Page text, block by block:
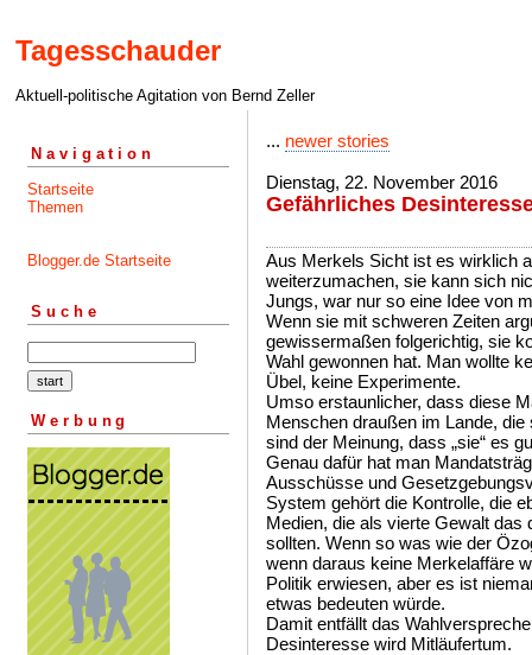
Tagesschauder
Aktuell-politische Agitation von Bernd Zeller
Navigation
Startseite
Themen
Blogger.de Startseite
Suche
Werbung
... newer stories
Dienstag, 22. November 2016
Gefährliches
Aus Merkels Sicht ist es wirklich
weiterzumachen, sie kann sich
Jungs, war nur so eine Idee von
Wenn sie mit schweren Zeiten
gewissermaßen folgerichtig, sie
Wahl gewonnen hat. Man wollte
Übel, keine Experimente.
Umso erstaunlicher, dass diese
Menschen draußen im Lande,
sind der Meinung, dass „sie“ es
Genau dafür hat man
Ausschüsse und
System gehört die Kontrolle, die
Medien, die als vierte Gewalt
sollten. Wenn so was wie der
wenn daraus keine Merkelaffäre
Politik erwiesen, aber es ist
etwas bedeuten würde.
Damit entfällt das
Desinteresse wird Mitläufertum.